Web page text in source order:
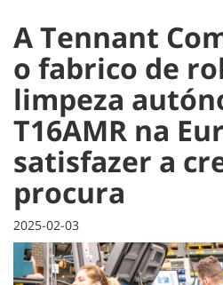
A Tennant
o fabrico de
limpeza
T16AMR na
satisfazer a
procura
2025-02-03